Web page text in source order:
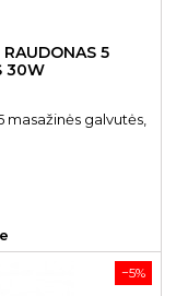
5
30W
masažinės galvutės,
−5%